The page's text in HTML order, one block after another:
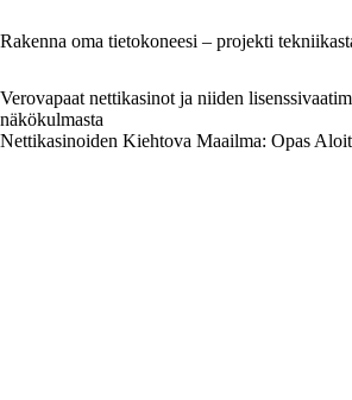
Rakenna oma tietokoneesi – projekti
Verovapaat nettikasinot ja niiden
näkökulmasta
Nettikasinoiden Kiehtova Maailma: Opas